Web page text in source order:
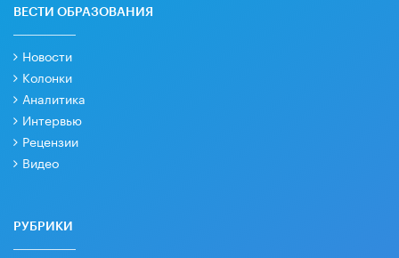
ВЕСТИ ОБРАЗОВАНИЯ
Новости
Колонки
Аналитика
Интервью
Рецензии
Видео
РУБРИКИ